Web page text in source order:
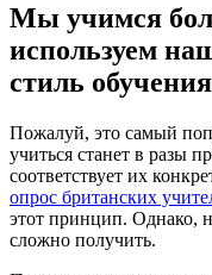
Мы учимся
используем
стиль обучения
Пожалуй, это самый
учиться станет в разы
соответствует их
опрос британских
этот принцип. Однако,
сложно получить.